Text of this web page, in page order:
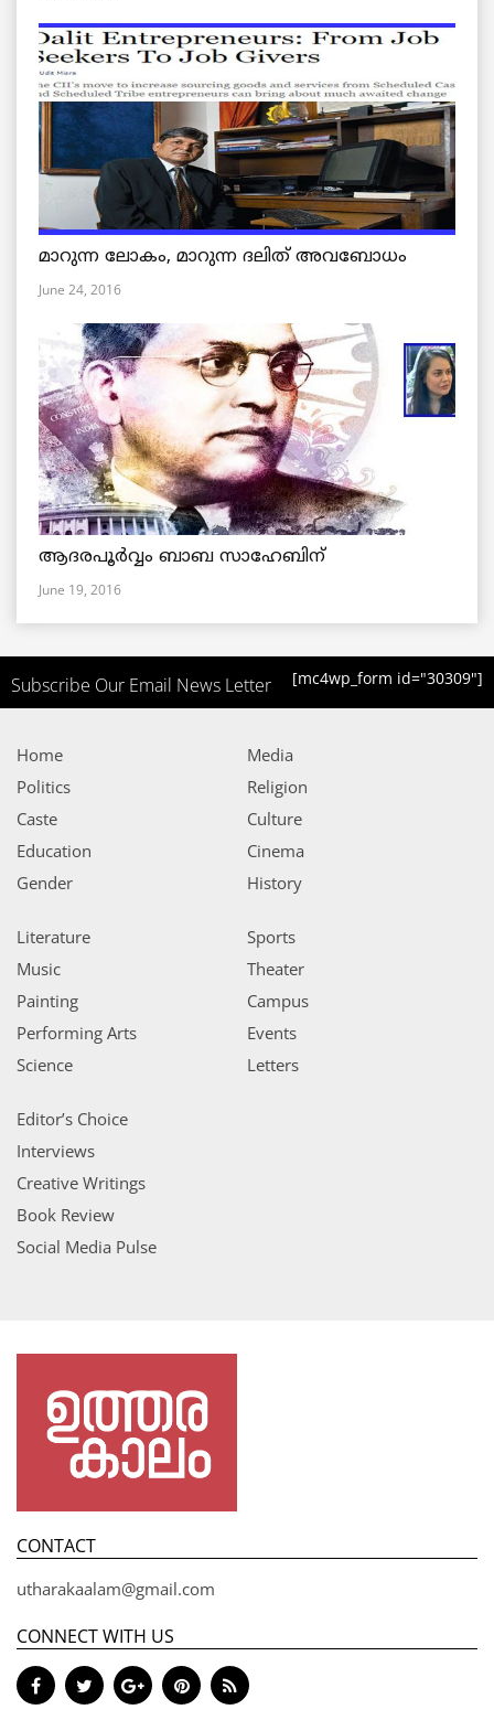
മാറുന്ന ലോകം, മാറുന്ന ദലിത് അവബോധം
June 24, 2016
ആദരപൂര്‍വ്വം ബാബ സാഹേബിന്
June 19, 2016
Subscribe Our Email News Letter [mc4wp_form id="30309"]
Home
Politics
Caste
Education
Gender
Media
Religion
Culture
Cinema
History
Literature
Music
Painting
Performing Arts
Science
Sports
Theater
Campus
Events
Letters
Editor’s Choice
Interviews
Creative Writings
Book Review
Social Media Pulse
CONTACT
utharakaalam@gmail.com
CONNECT WITH US